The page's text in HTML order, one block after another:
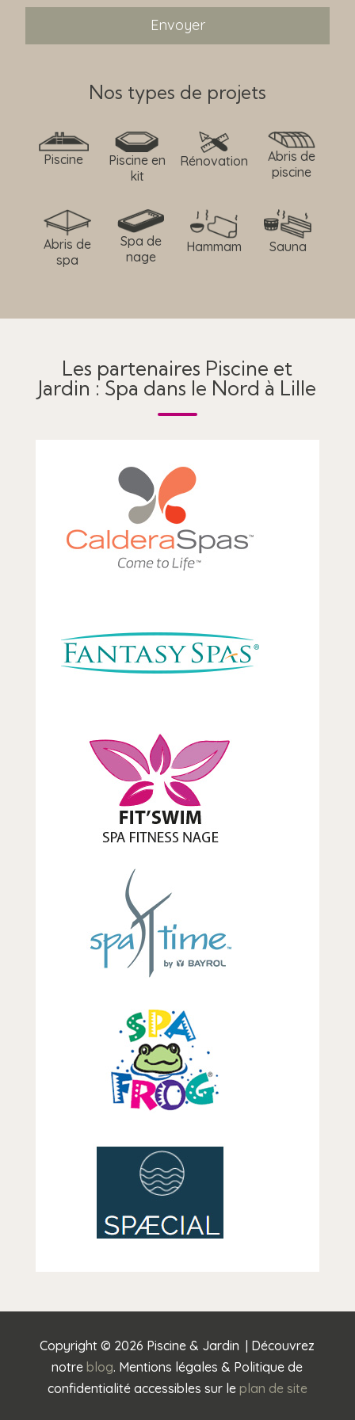
Nos types de projets
Piscine
Piscine en
kit
Rénovation
Abris de
piscine
Abris de
spa
Spa de
nage
Hammam Sauna
Les partenaires Piscine et
Jardin : Spa dans le Nord à Lille
Copyright © 2026 Piscine & Jardin | Découvrez
notre blog. Mentions légales & Politique de
confidentialité accessibles sur le plan de site